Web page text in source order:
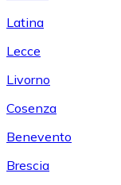
Latina
Lecce
Livorno
Cosenza
Benevento
Brescia